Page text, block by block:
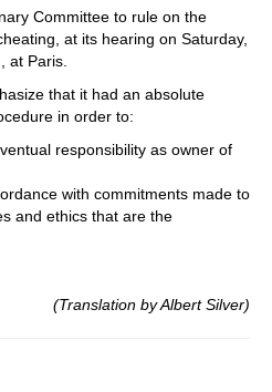
Committee to rule on the
at its hearing on Saturday,
at Paris.
that it had an absolute
in order to:
responsibility as owner of
with commitments made to
and ethics that are the
(Translation by Albert Silver)